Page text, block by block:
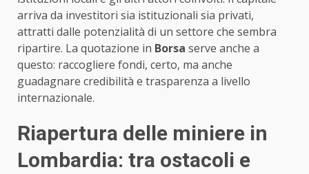
arriva da investitori sia istituzionali sia privati,
attratti dalle potenzialità di un settore che sembra
ripartire. La quotazione in Borsa serve anche a
questo: raccogliere fondi, certo, ma anche
guadagnare credibilità e trasparenza a livello
internazionale.
Riapertura delle miniere in
Lombardia: tra ostacoli e